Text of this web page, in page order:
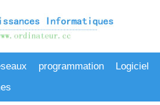
programmation
Logiciel